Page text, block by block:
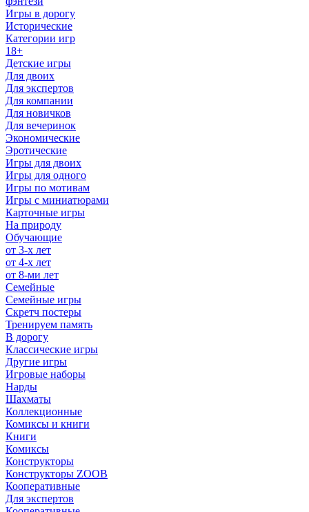
Игры в дорогу
Исторические
Категории игр
18+
Детские игры
Для двоих
Для экспертов
Для компании
Для новичков
Для вечеринок
Экономические
Эротические
Игры для двоих
Игры для одного
Игры по мотивам
Игры с миниатюрами
Карточные игры
На природу
Обучающие
от 3-х лет
от 4-х лет
от 8-ми лет
Семейные
Семейные игры
Скретч постеры
Тренируем память
В дорогу
Классические игры
Другие игры
Игровые наборы
Нарды
Шахматы
Коллекционные
Комиксы и книги
Книги
Комиксы
Конструкторы
Конструкторы ZOOB
Кооперативные
Для экспертов